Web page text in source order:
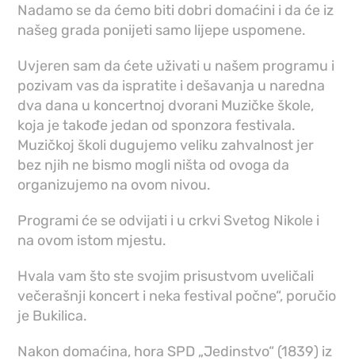
Nadamo se da ćemo biti dobri domaćini i da će iz
našeg grada ponijeti samo lijepe uspomene.
Uvjeren sam da ćete uživati u našem programu i
pozivam vas da ispratite i dešavanja u naredna
dva dana u koncertnoj dvorani Muzičke škole,
koja je takođe jedan od sponzora festivala.
Muzičkoj školi dugujemo veliku zahvalnost jer
bez njih ne bismo mogli ništa od ovoga da
organizujemo na ovom nivou.
Programi će se odvijati i u crkvi Svetog Nikole i
na ovom istom mjestu.
Hvala vam što ste svojim prisustvom uveličali
večerašnji koncert i neka festival počne“, poručio
je Bukilica.
Nakon domaćina, hora SPD „Jedinstvo“ (1839) iz